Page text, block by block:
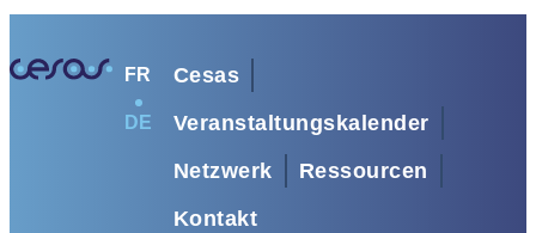
Cesas
Veranstaltungskalender
Netzwerk
Ressourcen
Kontakt
FR
DE